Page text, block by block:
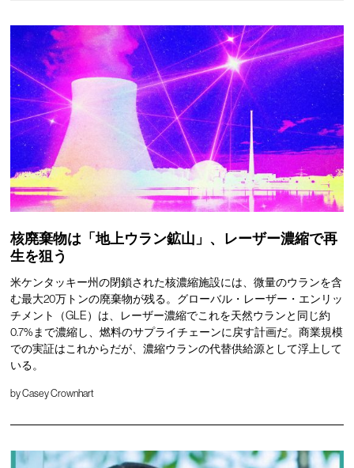
核廃棄物は「地上ウラン鉱山」、レーザー濃縮で再
生を狙う
米ケンタッキー州の閉鎖された核濃縮施設には、微量のウランを含
む最大20万トンの廃棄物が残る。グローバル・レーザー・エンリッ
チメント（GLE）は、レーザー濃縮でこれを天然ウランと同じ約
0.7%まで濃縮し、燃料のサプライチェーンに戻す計画だ。商業規模
での実証はこれからだが、濃縮ウランの代替供給源として浮上して
いる。
byCasey Crownhart